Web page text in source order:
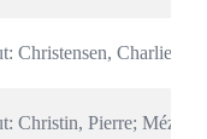
Christensen, Charlie:
Christin, Pierre;